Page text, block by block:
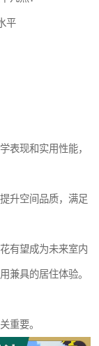
平
表现和实用性能，
升空间品质，满足
有望成为未来室内
兼具的居住体验。
重要。